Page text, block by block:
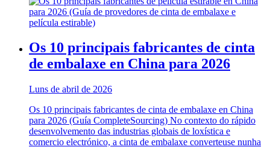
Os 10 principais fabricantes de cinta
de embalaxe en China para 2026
Luns de abril de 2026
Os 10 principais fabricantes de cinta de embalaxe en China
para 2026 (Guía CompleteSourcing) No contexto do rápido
desenvolvemento das industrias globais de loxística e
comercio electrónico, a cinta de embalaxe converteuse nunha